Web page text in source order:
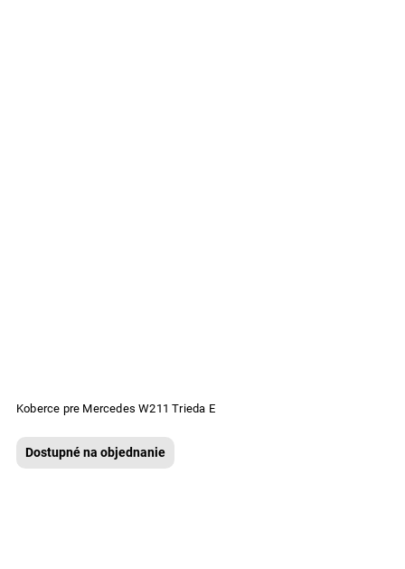
Koberce pre Mercedes W211 Trieda E
Dostupné na objednanie